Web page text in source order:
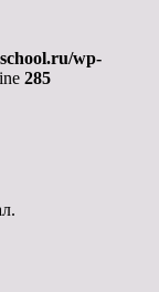
wp-
285